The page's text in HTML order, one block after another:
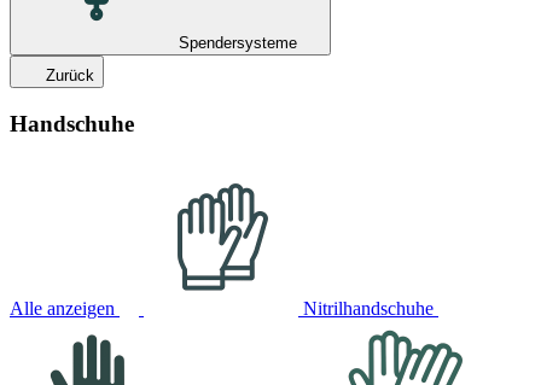
Spendersysteme
Zurück
Handschuhe
Alle anzeigen Nitrilhandschuhe